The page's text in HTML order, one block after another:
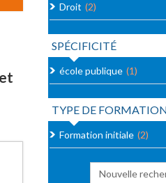
Droit (2)
SPÉCIFICITÉ
école publique (1)
TYPE DE
Formation initiale (2)
Nouvelle